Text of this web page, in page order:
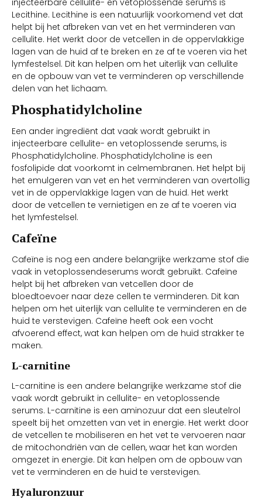
Lecithine. Lecithine is een natuurlijk voorkomend vet dat
helpt bij het afbreken van vet en het verminderen van
cellulite. Het werkt door de vetcellen in de oppervlakkige
lagen van de huid af te breken en ze af te voeren via het
lymfestelsel. Dit kan helpen om het uiterlijk van cellulite
en de opbouw van vet te verminderen op verschillende
delen van het lichaam.
Phosphatidylcholine
Een ander ingrediënt dat vaak wordt gebruikt in
injecteerbare cellulite- en vetoplossende serums, is
Phosphatidylcholine. Phosphatidylcholine is een
fosfolipide dat voorkomt in celmembranen. Het helpt bij
het emulgeren van vet en het verminderen van overtollig
vet in de oppervlakkige lagen van de huid. Het werkt
door de vetcellen te vernietigen en ze af te voeren via
het lymfestelsel.
Cafeïne
Cafeïne is nog een andere belangrijke werkzame stof die
vaak in vetoplossendeserums wordt gebruikt. Cafeïne
helpt bij het afbreken van vetcellen door de
bloedtoevoer naar deze cellen te verminderen. Dit kan
helpen om het uiterlijk van cellulite te verminderen en de
huid te verstevigen. Cafeïne heeft ook een vocht
afvoerend effect, wat kan helpen om de huid strakker te
maken.
L-carnitine
L-carnitine is een andere belangrijke werkzame stof die
vaak wordt gebruikt in cellulite- en vetoplossende
serums. L-carnitine is een aminozuur dat een sleutelrol
speelt bij het omzetten van vet in energie. Het werkt door
de vetcellen te mobiliseren en het vet te vervoeren naar
de mitochondriën van de cellen, waar het kan worden
omgezet in energie. Dit kan helpen om de opbouw van
vet te verminderen en de huid te verstevigen.
Hyaluronzuur